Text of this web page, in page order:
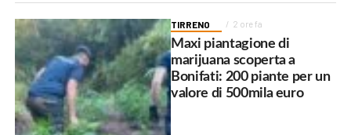
TIRRENO 2 ore fa
Maxi piantagione di
marijuana scoperta a
Bonifati: 200 piante per un
valore di 500mila euro